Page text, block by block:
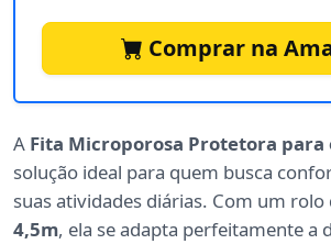
Comprar na
A Fita Microporosa Protetora para
solução ideal para quem busca
suas atividades diárias. Com um rolo
4,5m, ela se adapta perfeitamente a